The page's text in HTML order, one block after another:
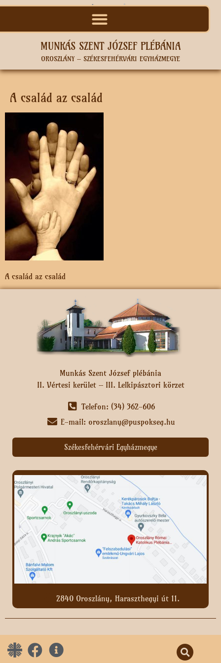
MUNKÁS SZENT JÓZSEF PLÉBÁNIA
OROSZLÁNY – SZÉKESFEHÉRVÁRI EGYHÁZMEGYE
A család az család
A család az család
Munkás Szent József plébánia
II. Vértesi kerület – III. Lelkipásztori körzet
Telefon: (34) 362-606
E-mail: oroszlany@puspokseg.hu
Székesfehérvári Egyházmegye
2840 Oroszlány, Haraszthegyi út 11.